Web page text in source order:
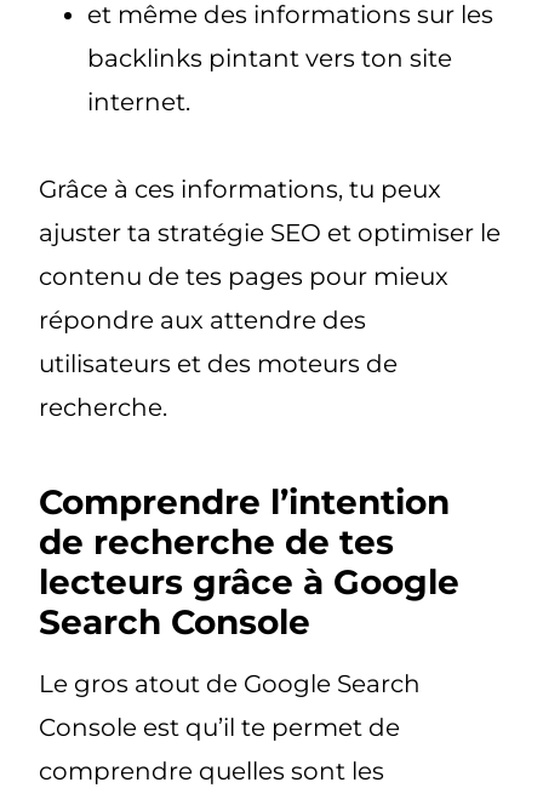
et même des informations sur les
backlinks pintant vers ton site
internet.
Grâce à ces informations, tu peux
ajuster ta stratégie SEO et optimiser le
contenu de tes pages pour mieux
répondre aux attendre des
utilisateurs et des moteurs de
recherche.
Comprendre l’intention
de recherche de tes
lecteurs grâce à Google
Search Console
Le gros atout de Google Search
Console est qu’il te permet de
comprendre quelles sont les